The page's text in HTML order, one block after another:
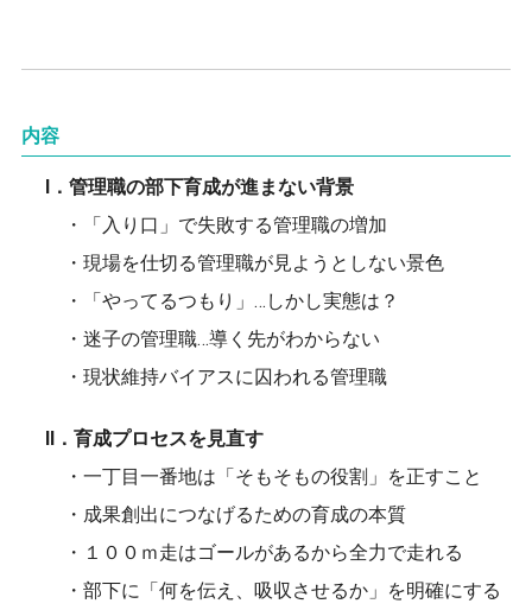
内容
Ⅰ．管理職の部下育成が進まない背景
・「入り口」で失敗する管理職の増加
・現場を仕切る管理職が見ようとしない景色
・「やってるつもり」…しかし実態は？
・迷子の管理職…導く先がわからない
・現状維持バイアスに囚われる管理職
Ⅱ．育成プロセスを見直す
・一丁目一番地は「そもそもの役割」を正すこと
・成果創出につなげるための育成の本質
・１００ｍ走はゴールがあるから全力で走れる
・部下に「何を伝え、吸収させるか」を明確にする